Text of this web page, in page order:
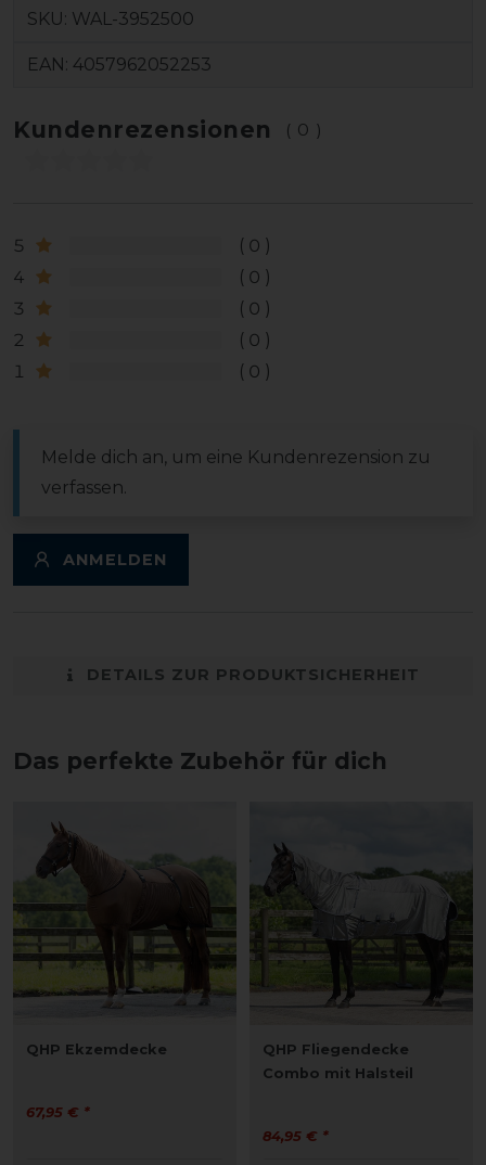
SKU: WAL-3952500
EAN: 4057962052253
Kundenrezensionen (0)
5
0
4
0
3
0
2
0
1
0
Melde dich an, um eine Kundenrezension zu
verfassen.
ANMELDEN
DETAILS ZUR PRODUKTSICHERHEIT
Das perfekte Zubehör für dich
QHP Ekzemdecke
67,95 € *
QHP Fliegendecke
Combo mit Halsteil
84,95 € *